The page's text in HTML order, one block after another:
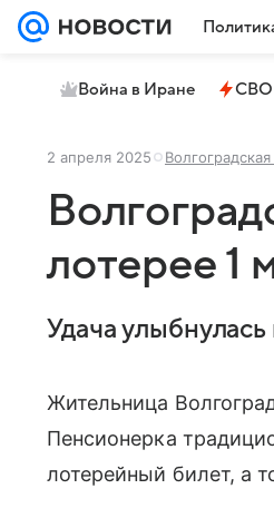
Война в Иране СВО
2 апреля 2025
лотерее 1
Удача
Жительница
Пенсионерка
лотерейный билет, а